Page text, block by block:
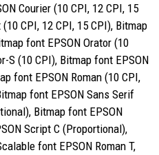
Courier (10 CPI, 12 CPI, 15
CPI, 12 CPI, 15 CPI), Bitmap
font EPSON Orator (10
S (10 CPI), Bitmap font EPSON
font EPSON Roman (10 CPI,
font EPSON Sans Serif
Bitmap font EPSON
Script C (Proportional),
font EPSON Roman T,